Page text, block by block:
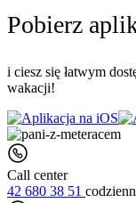
Pobierz
i ciesz się łatwym
wakacji!
Call center
42 680 38 51